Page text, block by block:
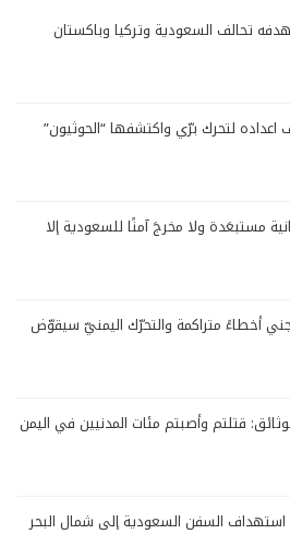
تحالف السعودية وتركيا وباكستان
اعداده لتحرك برّي واكتشفها “الحوثيون”
مستبعَدة ولا مخرجَ آمنًا للسعودية إلا
أخطاءً متراكمة والتحرّك اليمنيّ سيقوّض
قتلتم وأصبتم مئات المدنيين في اليمن
استهداف السفن السعودية إلى شمال البحر